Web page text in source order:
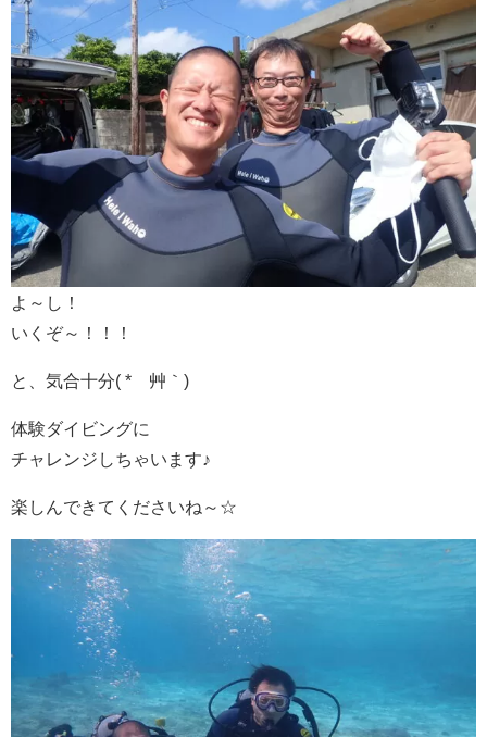
よ～し！
いくぞ～！！！
と、気合十分( *´艸｀)
体験ダイビングに
チャレンジしちゃいます♪
楽しんできてくださいね～☆